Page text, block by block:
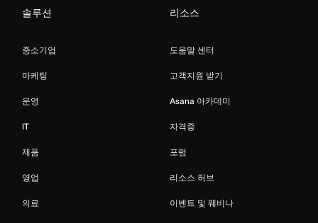
솔루션
중소기업
마케팅
운영
IT
제품
영업
의료
리소스
도움말 센터
고객지원 받기
Asana 아카데미
자격증
포럼
리소스 허브
이벤트 및 웨비나